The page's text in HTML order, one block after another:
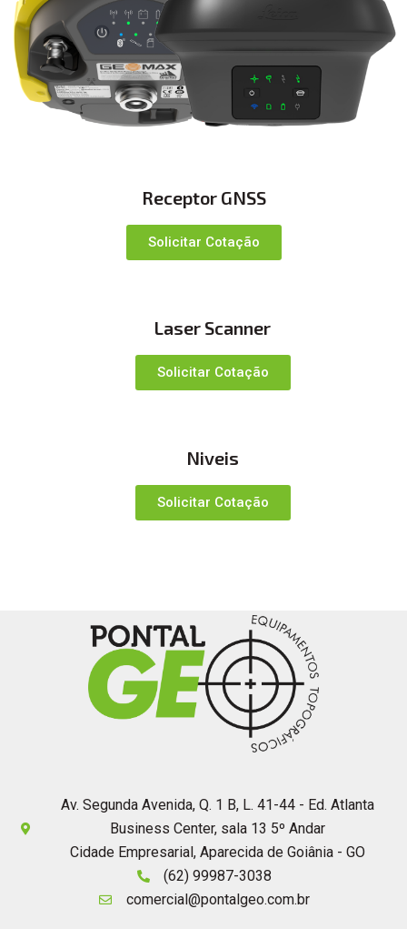
Receptor GNSS
Solicitar Cotação
Laser Scanner
Solicitar Cotação
Niveis
Solicitar Cotação
Av. Segunda Avenida, Q. 1 B, L. 41-44 - Ed. Atlanta
Business Center, sala 13 5º Andar
Cidade Empresarial, Aparecida de Goiânia - GO
(62) 99987-3038
comercial@pontalgeo.com.br